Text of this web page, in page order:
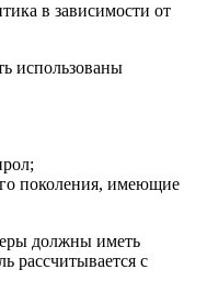
в зависимости от
использованы
поколения, имеющие
должны иметь
рассчитывается с